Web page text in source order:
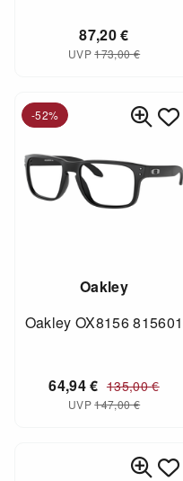
87,20€
UVP173,00€
Oakley
Oakley OX8156 815601
64,94€ 135,00€
UVP147,00€
-52%